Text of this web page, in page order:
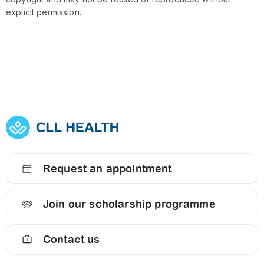
explicit permission.
Request an appointment
Join our scholarship programme
Contact us